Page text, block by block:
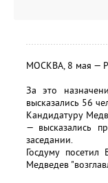
МОСКВА, 8 мая —
За это
высказались 56
Кандидатуру
— высказались
заседании.
Госдуму
Медведев